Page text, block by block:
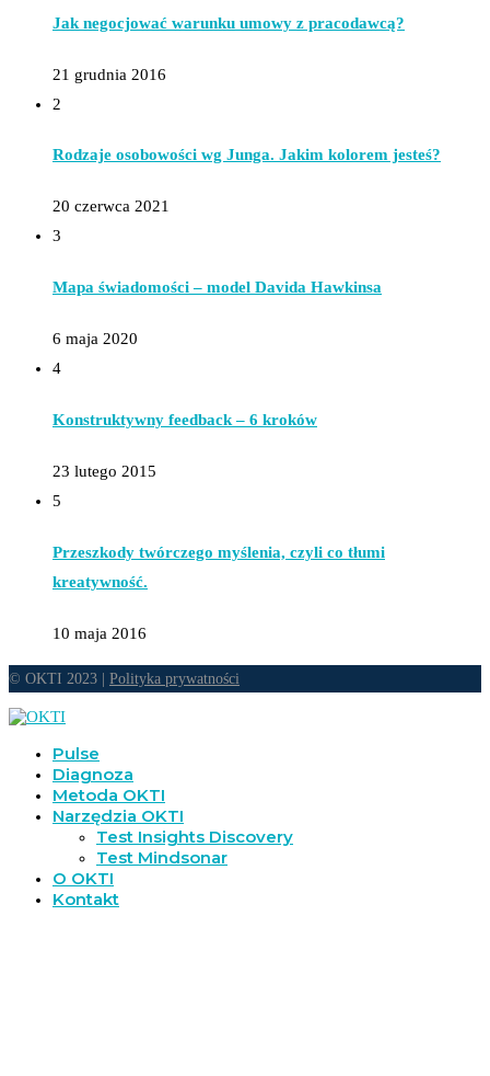
Jak negocjować warunku umowy z pracodawcą?
21 grudnia 2016
2
Rodzaje osobowości wg Junga. Jakim kolorem jesteś?
20 czerwca 2021
3
Mapa świadomości – model Davida Hawkinsa
6 maja 2020
4
Konstruktywny feedback – 6 kroków
23 lutego 2015
5
Przeszkody twórczego myślenia, czyli co tłumi
kreatywność.
10 maja 2016
© OKTI 2023 | Polityka prywatności
Pulse
Diagnoza
Metoda OKTI
Narzędzia OKTI
Test Insights Discovery
Test Mindsonar
O OKTI
Kontakt